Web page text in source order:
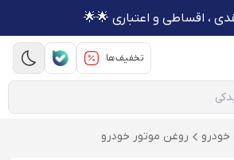
، اقساطی و اعتباری 🌟🌟
تخفیف‌ها
خودرو روغن موتور خودرو